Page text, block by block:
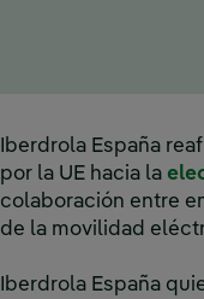
Iberdrola España
por la UE hacia la
colaboración entre
de la movilidad
Iberdrola España